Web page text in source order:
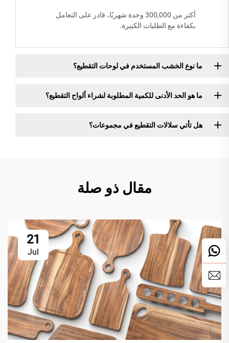
أكثر من 300,000 وحدة شهريًا، قادر على التعامل
بكفاءة مع الطلبات الكبيرة.
ما نوع الخشب المستخدم في لوحات التقطيع؟
ما هو الحد الأدنى للكمية المطلوبة لشراء ألواح التقطيع؟
هل تأتي سلالات التقطيع في مجموعات؟
مقال ذو صلة
21
Jul